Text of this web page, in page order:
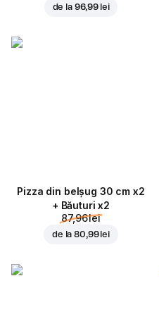
de la 96,99 lei
Pizza din belșug 30 cm x2
+ Băuturi x2
87,96 lei
de la80,99 lei